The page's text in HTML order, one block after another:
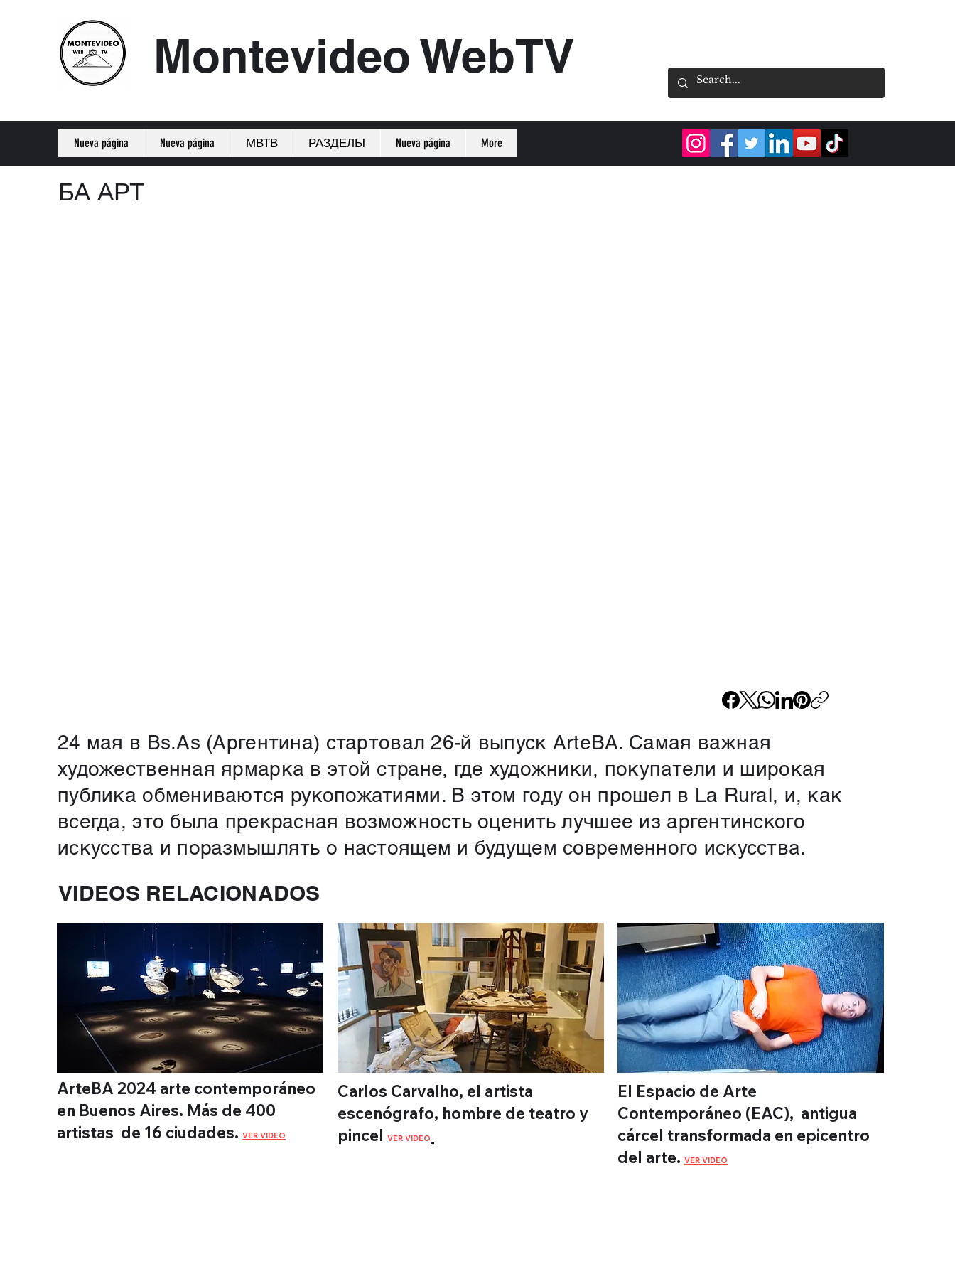
Montevideo WebTV
БА АРТ
24 мая в Bs.As (Аргентина) стартовал 26-й выпуск ArteBA. Самая важная
художественная ярмарка в этой стране, где художники, покупатели и широкая
публика обмениваются рукопожатиями. В этом году он прошел в La Rural, и, как
всегда, это была прекрасная возможность оценить лучшее из аргентинского
искусства и поразмышлять о настоящем и будущем современного искусства.
VIDEOS RELACIONADOS
ArteBA 2024 arte contemporáneo
en Buenos Aires. Más de 400
artistas de 16 ciudades. VER VIDEO
Carlos Carvalho, el artista
escenógrafo, hombre de teatro y
pincel VER VIDEO
El Espacio de Arte
Contemporáneo (EAC), antigua
cárcel transformada en epicentro
del arte. VER VIDEO
Nueva página Nueva página МВТВ РАЗДЕЛЫ Nueva página More